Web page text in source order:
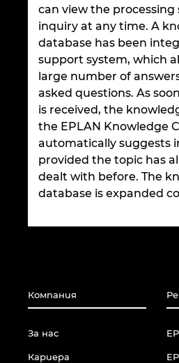
can view the processing
inquiry at any time. A
database has been
support system, which
large number of
asked questions. As
is received, the
the EPLAN Knowledge
automatically suggests
provided the topic has
dealt with before. The
database is expanded
Компания
За нас
Кариера
Индия
Индонезия
Ирландия
Испания
Италия
Канада
Китай
Колумбия
Литва